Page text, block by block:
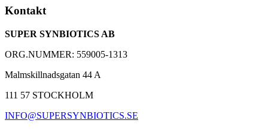
Baserad på 25 års forskning med Synbiotic 2000
Kontakt
SUPER SYNBIOTICS AB
ORG.NUMMER: 559005-1313
Malmskillnadsgatan 44 A
111 57 STOCKHOLM
INFO@SUPERSYNBIOTICS.SE